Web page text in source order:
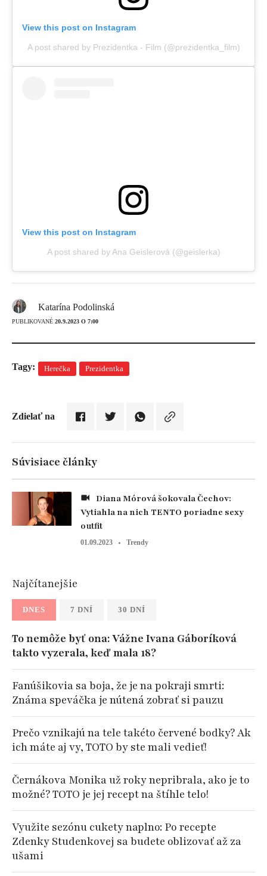
View this post on Instagram
A post shared by Prezidentka - Film (@prezidentka_film)
View this post on Instagram
A post shared by Ana Geislerová (@geislerka)
Katarína Podolinská
PUBLIKOVANÉ 20.9.2023 O 7:00
Tagy: Herečka Prezidentka
Zdielať na
Súvisiace články
Vytiahla na nich TENTO poriadne sexy
outfit
01.09.2023 Trendy
Najčítanejšie
DNES 7 DNÍ 30 DNÍ
To nemôže byť ona: Vážne Ivana Gáboríková
takto vyzerala, keď mala 18?
Fanúšikovia sa boja, že je na pokraji smrti:
Známa speváčka je nútená zobrať si pauzu
Prečo vznikajú na tele takéto červené bodky? Ak
ich máte aj vy, TOTO by ste mali vedieť!
Černákova Monika už roky nepribrala, ako je to
možné? TOTO je jej recept na štíhle telo!
Využite sezónu cukety naplno: Po recepte
Zdenky Studenkovej sa budete oblizovať až za
ušami